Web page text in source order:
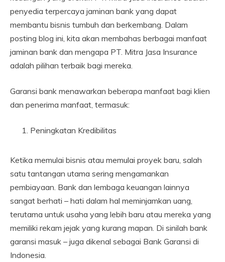
penyedia terpercaya jaminan bank yang dapat
membantu bisnis tumbuh dan berkembang. Dalam
posting blog ini, kita akan membahas berbagai manfaat
jaminan bank dan mengapa PT. Mitra Jasa Insurance
adalah pilihan terbaik bagi mereka.
Garansi bank menawarkan beberapa manfaat bagi klien
dan penerima manfaat, termasuk:
Peningkatan Kredibilitas
Ketika memulai bisnis atau memulai proyek baru, salah
satu tantangan utama sering mengamankan
pembiayaan. Bank dan lembaga keuangan lainnya
sangat berhati – hati dalam hal meminjamkan uang,
terutama untuk usaha yang lebih baru atau mereka yang
memiliki rekam jejak yang kurang mapan. Di sinilah bank
garansi masuk – juga dikenal sebagai Bank Garansi di
Indonesia.